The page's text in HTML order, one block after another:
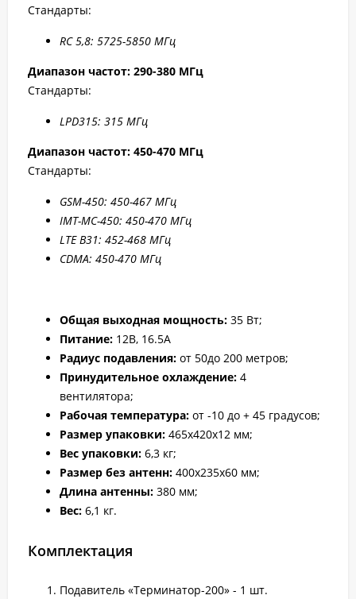
Стандарты:
RC 5,8: 5725-5850 МГц
Диапазон частот: 290-380 МГц
Стандарты:
LPD315: 315 МГц
Диапазон частот: 450-470 МГц
Стандарты:
GSM-450: 450-467 МГц
IMT-MC-450: 450-470 МГц
LTE B31: 452-468 МГц
CDMA: 450-470 МГц
Общая выходная мощность: 35 Вт;
Питание: 12В, 16.5А
Радиус подавления: от 50до 200 метров;
Принудительное охлаждение: 4
вентилятора;
Рабочая температура: от -10 до + 45 градусов;
Размер упаковки: 465х420х12 мм;
Вес упаковки: 6,3 кг;
Размер без антенн: 400x235x60 мм;
Длина антенны: 380 мм;
Вес: 6,1 кг.
Комплектация
Подавитель «Терминатор-200» - 1 шт.